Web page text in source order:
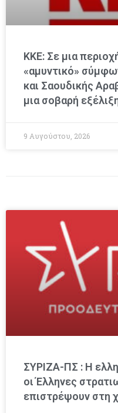
ΚΚΕ: Σε μια
«αμυντικό»
και Σαουδικής
μια σοβαρή
9 Αυγούστου, 2026
ΣΥΡΙΖΑ-ΠΣ : Η
οι Έλληνες
επιστρέψουν στη